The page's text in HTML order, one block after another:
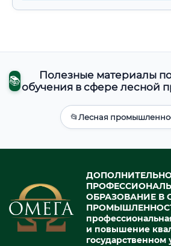
📚
Полезные материалы
обучения в сфере лесной
📂Лесная
ОБРАЗОВАНИЕ В
и повышение
государственном